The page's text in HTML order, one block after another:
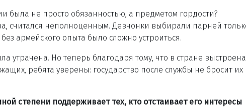
была не просто обязанностью, а предметом гордости?
считался неполноценным. Девчонки выбирали парней
армейского опыта было сложно устроиться.
утрачена. Но теперь благодаря тому, что в стране выстроена
ребята уверены: государство после службы не бросит их
степени поддерживает тех, кто отстаивает его интересы